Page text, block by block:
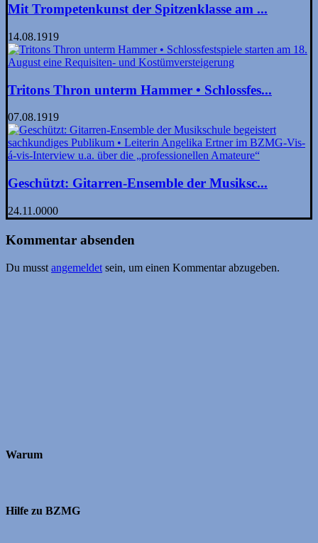
Mit Trompetenkunst der Spitzenklasse am ...
14.08.1919
Tritons Thron unterm Hammer • Schlossfes...
07.08.1919
Geschützt: Gitarren-Ensemble der Musiksc...
24.11.0000
Kommentar absenden
Du musst angemeldet sein, um einen Kommentar abzugeben.
Warum
Hilfe zu BZMG